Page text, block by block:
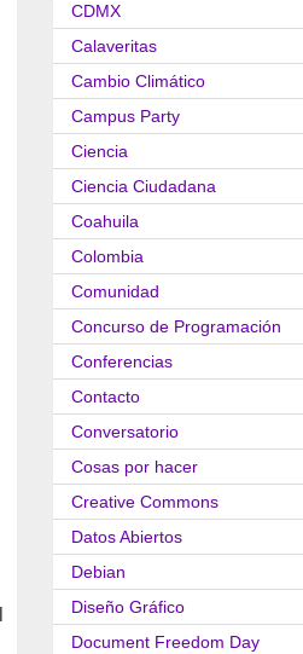
CDMX
Calaveritas
Cambio Climático
Campus Party
Ciencia
Ciencia Ciudadana
Coahuila
Colombia
Comunidad
Concurso de Programación
Conferencias
Contacto
Conversatorio
Cosas por hacer
Creative Commons
Datos Abiertos
Debian
Diseño Gráfico
Document Freedom Day